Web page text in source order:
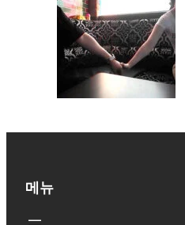
메뉴